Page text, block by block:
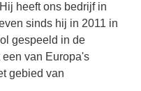
heeft ons bedrijf in
sinds hij in 2011 in
gespeeld in de
van Europa's
gebied van